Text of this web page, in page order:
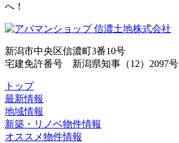
へ！
新潟市中央区信濃町3番10号
宅建免許番号 新潟県知事（12）2097号
トップ
最新情報
地域情報
新築・リノベ物件情報
オススメ物件情報